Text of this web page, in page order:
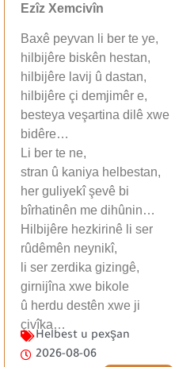
Ezîz Xemcivîn
Baxê peyvan li ber te ye,
hilbijêre biskên hestan,
hilbijêre lavij û dastan,
hilbijêre çi demjimêr e,
besteya veşartina dilê xwe
bidêre…
Li ber te ne,
stran û kaniya helbestan,
her guliyekî şevê bi
bîrhatinên me dihûnin…
Hilbijêre hezkirinê li ser
rûdêmên neynikî,
li ser zerdika gizingê,
girnijîna xwe bikole
û herdu destên xwe ji
çivîka…
Helbest u pexşan
2026-08-06